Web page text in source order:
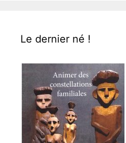
Le dernier né !